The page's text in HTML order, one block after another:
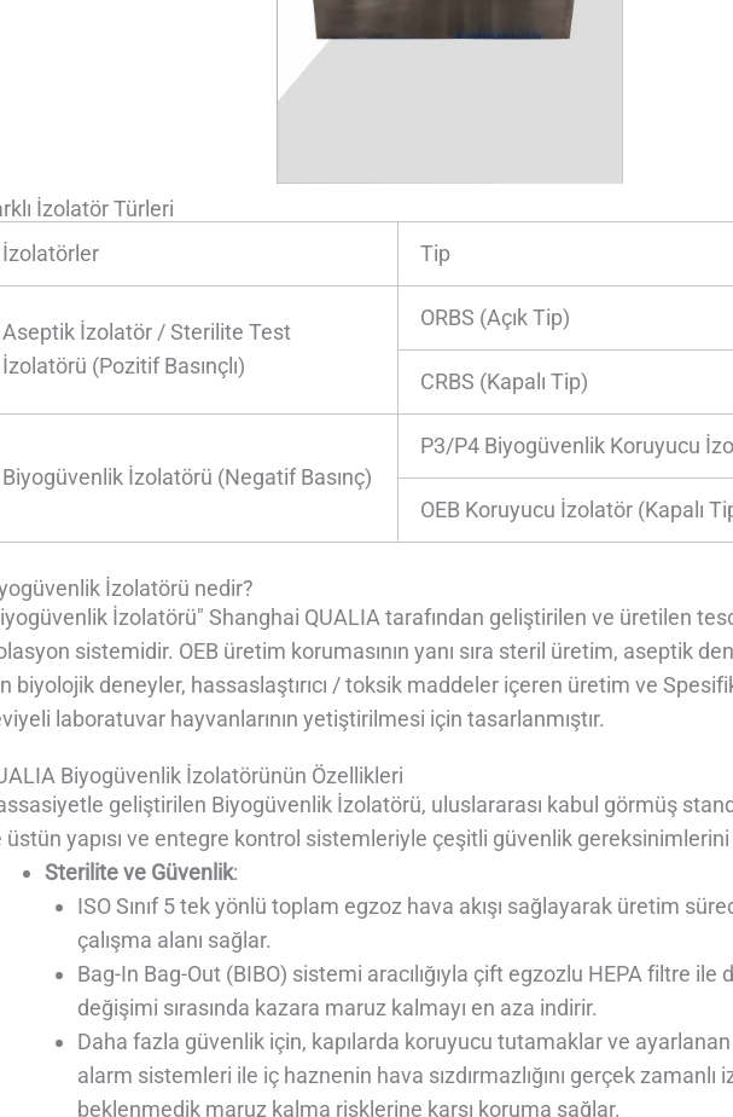
İzolatör Türleri
İzolatörler
Tip
Aseptik İzolatör / Sterilite Test
İzolatörü (Pozitif Basınçlı)
ORBS (Açık Tip)
CRBS (Kapalı Tip)
Biyogüvenlik İzolatörü (Negatif Basınç)
P3/P4 Biyogüvenlik Koruyucu
OEB Koruyucu İzolatör (Kapalı
İzolatörü nedir?
İzolatörü" Shanghai QUALIA tarafından geliştirilen ve üretilen
sistemidir. OEB üretim korumasının yanı sıra steril üretim, aseptik
biyolojik deneyler, hassaslaştırıcı / toksik maddeler içeren üretim ve
laboratuvar hayvanlarının yetiştirilmesi için tasarlanmıştır.
Biyogüvenlik İzolatörünün Özellikleri
geliştirilen Biyogüvenlik İzolatörü, uluslararası kabul görmüş
üstün yapısı ve entegre kontrol sistemleriyle çeşitli güvenlik gereksinimlerini
Sterilite ve Güvenlik:
ISO Sınıf 5 tek yönlü toplam egzoz hava akışı sağlayarak üretim
çalışma alanı sağlar.
Bag-In Bag-Out (BIBO) sistemi aracılığıyla çift egzozlu HEPA filtre ile
değişimi sırasında kazara maruz kalmayı en aza indirir.
Daha fazla güvenlik için, kapılarda koruyucu tutamaklar ve
alarm sistemleri ile iç haznenin hava sızdırmazlığını gerçek zamanlı
beklenmedik maruz kalma risklerine karşı koruma sağlar.